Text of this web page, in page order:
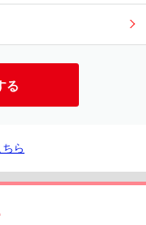
る
ちら